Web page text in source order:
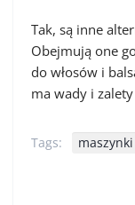
Tak, są inne
Obejmują one
do włosów i
ma wady i
Tags: